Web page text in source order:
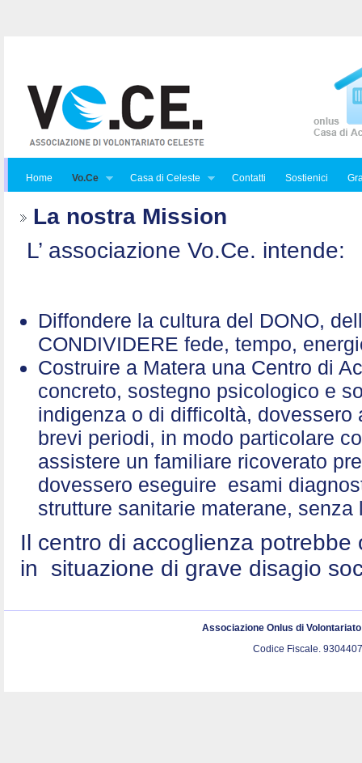
Home Vo.Ce Casa di Celeste Contatti Sostienici
La nostra Mission
L’ associazione Vo.Ce. intende:
Diffondere la cultura del DONO,
CONDIVIDERE fede, tempo,
Costruire a Matera una Centro di
concreto, sostegno psicologico e
indigenza o di difficoltà,
brevi periodi, in modo particolare
assistere un familiare ricoverato
dovessero eseguire esami
strutture sanitarie materane,
Il centro di accoglienza
in situazione di grave disagio
Associazione Onlus di
Codice Fiscale.